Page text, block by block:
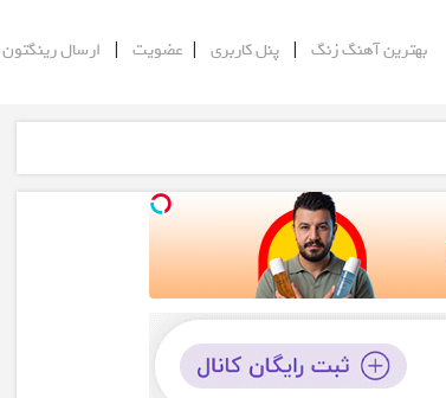
بهترین آهنگ زنگ |پنل کاربری | عضویت | ارسال رینگتون